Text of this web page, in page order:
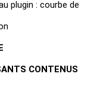
plugin : courbe de
CONTENUS